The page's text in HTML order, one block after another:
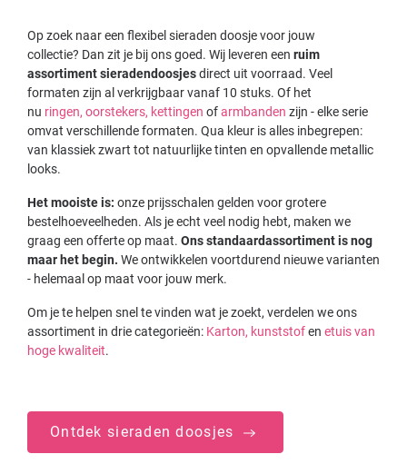
Op zoek naar een flexibel sieraden doosje voor jouw
collectie? Dan zit je bij ons goed. Wij leveren een ruim
assortiment sieradendoosjesdirect uit voorraad. Veel
formaten zijn al verkrijgbaar vanaf 10 stuks. Of het
nu ringen, oorstekers, kettingen ofarmbanden zijn - elke serie
omvat verschillende formaten. Qua kleur is alles inbegrepen:
van klassiek zwart tot natuurlijke tinten en opvallende metallic
looks.
Het mooiste is: onze prijsschalen gelden voor grotere
bestelhoeveelheden. Als je echt veel nodig hebt, maken we
graag een offerte op maat. Ons standaardassortiment is nog
maar het begin. We ontwikkelen voortdurend nieuwe varianten
- helemaal op maat voor jouw merk.
Om je te helpen snel te vinden wat je zoekt, verdelen we ons
assortiment in drie categorieën: Karton, kunststofen etuis van
hoge kwaliteit.
Ontdek sieraden doosjes